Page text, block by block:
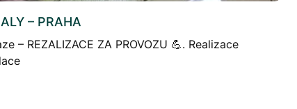
– PRAHA
– REZALIZACE ZA PROVOZU 💪. Realizace